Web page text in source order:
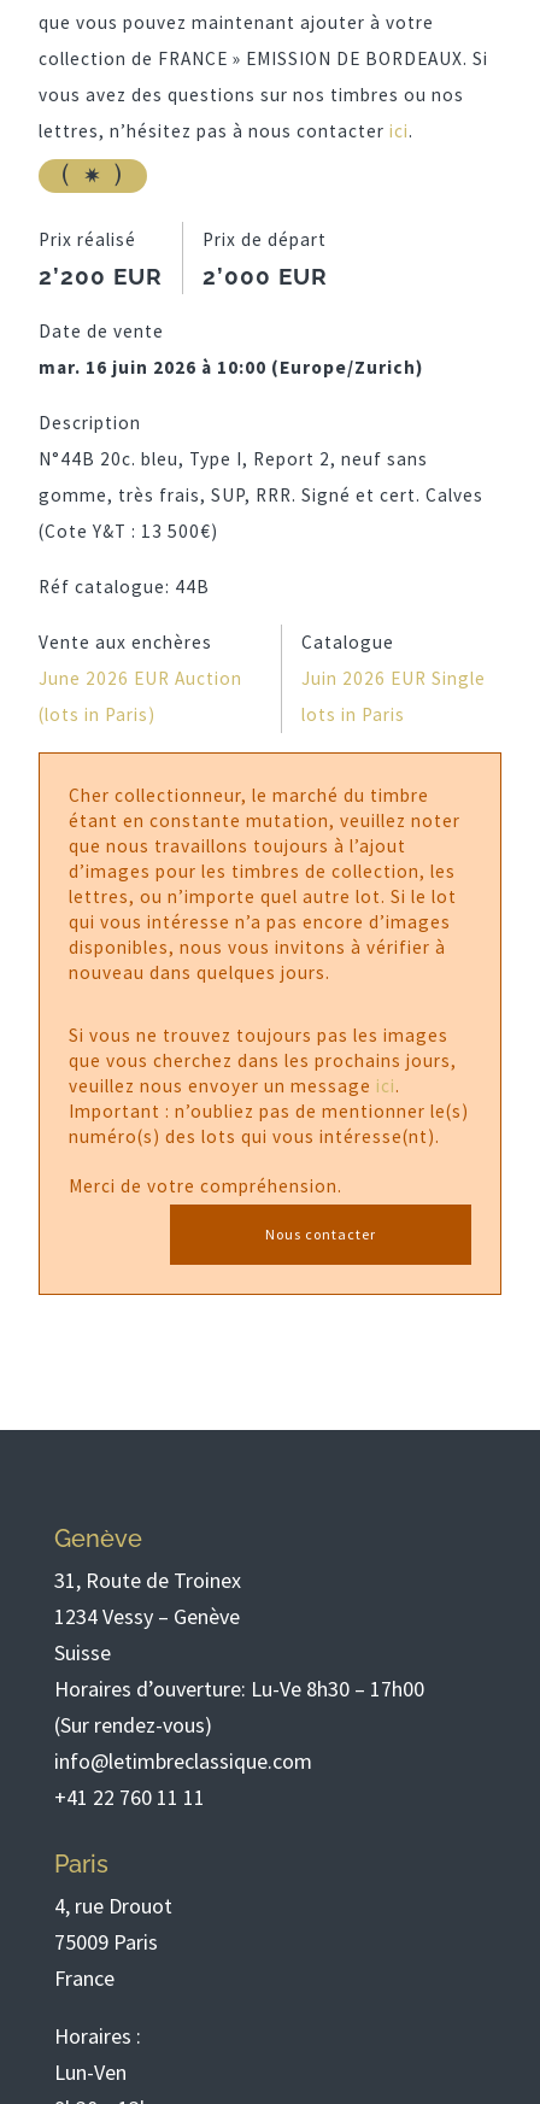
que vous pouvez maintenant ajouter à votre
collection de FRANCE » EMISSION DE BORDEAUX. Si
vous avez des questions sur nos timbres ou nos
lettres, n’hésitez pas à nous contacter ici.
Prix réalisé
2’200 EUR
Prix de départ
2’000 EUR
Date de vente
mar. 16 juin 2026 à 10:00 (Europe/Zurich)
Description
N°44B 20c. bleu, Type I, Report 2, neuf sans
gomme, très frais, SUP, RRR. Signé et cert. Calves
(Cote Y&T : 13 500€)
Réf catalogue: 44B
Vente aux enchères
June 2026 EUR Auction
(lots in Paris)
Catalogue
Juin 2026 EUR Single
lots in Paris
Cher collectionneur, le marché du timbre
étant en constante mutation, veuillez noter
que nous travaillons toujours à l’ajout
d’images pour les timbres de collection, les
lettres, ou n’importe quel autre lot. Si le lot
qui vous intéresse n’a pas encore d’images
disponibles, nous vous invitons à vérifier à
nouveau dans quelques jours.
Si vous ne trouvez toujours pas les images
que vous cherchez dans les prochains jours,
veuillez nous envoyer un message ici.
Important : n’oubliez pas de mentionner le(s)
numéro(s) des lots qui vous intéresse(nt).
Merci de votre compréhension.
Nous contacter
Genève
31, Route de Troinex
1234 Vessy – Genève
Suisse
Horaires d’ouverture: Lu-Ve 8h30 – 17h00
(Sur rendez-vous)
info@letimbreclassique.com
+41 22 760 11 11
Paris
4, rue Drouot
75009 Paris
France
Horaires :
Lun-Ven